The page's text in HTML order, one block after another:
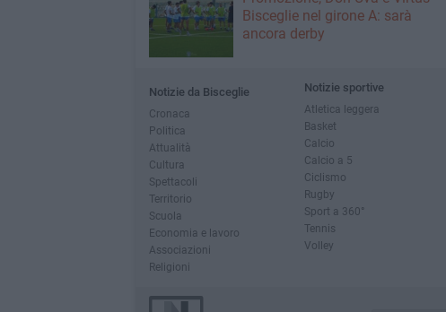
Bisceglie nel girone A: sarà
ancora derby
Notizie da Bisceglie
Cronaca
Politica
Attualità
Cultura
Spettacoli
Territorio
Scuola
Economia e lavoro
Associazioni
Religioni
Notizie sportive
Atletica leggera
Basket
Calcio
Calcio a 5
Ciclismo
Rugby
Sport a 360°
Tennis
Volley